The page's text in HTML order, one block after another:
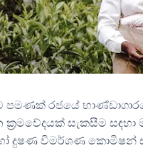
රජයේ
සැකසීම
දුෂණ විමර්ශණ කොමිෂන්